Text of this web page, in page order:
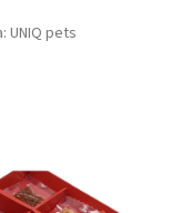
UNIQ pets